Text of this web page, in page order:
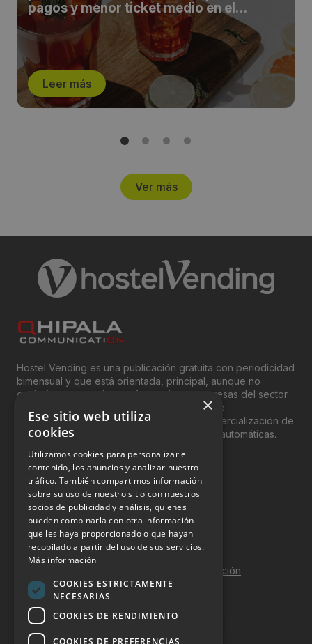
pagos y menor ticket medio en el
comercio español”
Leer más
Ver más
Hostel Vending es una publicación gratuita con periodicidad
bimensual y que está orientada, principal, aunque no
exclusivamente, a los profesionales y empresas del sector
del “Vending”; nombre con el que se conoce
genéricamente entre profesionales a la comercialización de
productos y servicios a través de máquinas automáticas.
INFORMACIÓN LEGAL
Aviso Legal
Política de Privacidad
Política de Cookies
Política de calidad y seguridad de la información
Contacto
×
Ese sitio web utiliza
cookies
Utilizamos cookies para personalizar el
contenido, los anuncios y analizar nuestro
tráfico. También compartimos información
sobre su uso de nuestro sitio con nuestros
socios de publicidad y análisis, quienes
pueden combinarla con otra información
que les haya proporcionado o que hayan
recopilado a partir del uso de sus servicios.
Más información
COOKIES ESTRICTAMENTE
NECESARIAS
COOKIES DE RENDIMIENTO
COOKIES DE PREFERENCIAS